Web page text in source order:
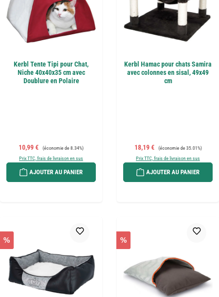
Kerbl Tente Tipi pour Chat,
Niche 40x40x35 cm avec
Doublure en Polaire
Prix de vente :
10,99 € Prix régulier :
(économie de 8.34%)
Prix TTC, frais de livraison en sus
AJOUTER AU PANIER
Kerbl Hamac pour chats Samira
avec colonnes en sisal, 49x49
cm
Prix de vente :
18,19 € Prix régulier :
(économie de 35.01%)
Prix TTC, frais de livraison en sus
AJOUTER AU PANIER
% %